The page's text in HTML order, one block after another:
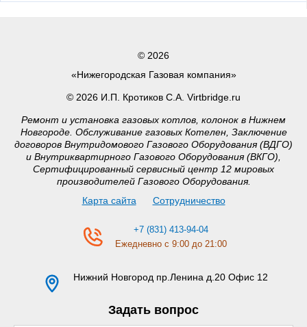
© 2026
«Нижегородская Газовая компания»
© 2026 И.П. Кротиков С.А. Virtbridge.ru
Ремонт и установка газовых котлов, колонок в Нижнем
Новгороде. Обслуживание газовых Котелен, Заключение
договоров Внутридомового Газового Оборудования (ВДГО)
и Внутриквартирного Газового Оборудования (ВКГО),
Сертифицированный сервисный центр 12 мировых
производителей Газового Оборудования.
Карта сайта
Сотрудничество
+7 (831) 413-94-04
Ежедневно с 9:00 до 21:00
Нижний Новгород пр.Ленина д.20 Офис 12
Задать вопрос